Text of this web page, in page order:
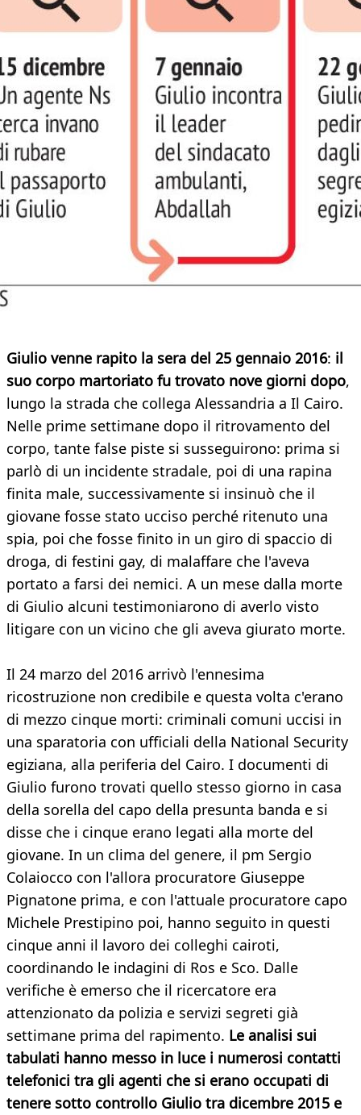
Giulio venne rapito la sera del 25 gennaio 2016: il
suo corpo martoriato fu trovato nove giorni dopo,
lungo la strada che collega Alessandria a Il Cairo.
Nelle prime settimane dopo il ritrovamento del
corpo, tante false piste si susseguirono: prima si
parlò di un incidente stradale, poi di una rapina
finita male, successivamente si insinuò che il
giovane fosse stato ucciso perché ritenuto una
spia, poi che fosse finito in un giro di spaccio di
droga, di festini gay, di malaffare che l'aveva
portato a farsi dei nemici. A un mese dalla morte
di Giulio alcuni testimoniarono di averlo visto
litigare con un vicino che gli aveva giurato morte.
Il 24 marzo del 2016 arrivò l'ennesima
ricostruzione non credibile e questa volta c'erano
di mezzo cinque morti: criminali comuni uccisi in
una sparatoria con ufficiali della National Security
egiziana, alla periferia del Cairo. I documenti di
Giulio furono trovati quello stesso giorno in casa
della sorella del capo della presunta banda e si
disse che i cinque erano legati alla morte del
giovane. In un clima del genere, il pm Sergio
Colaiocco con l'allora procuratore Giuseppe
Pignatone prima, e con l'attuale procuratore capo
Michele Prestipino poi, hanno seguito in questi
cinque anni il lavoro dei colleghi cairoti,
coordinando le indagini di Ros e Sco. Dalle
verifiche è emerso che il ricercatore era
attenzionato da polizia e servizi segreti già
settimane prima del rapimento. Le analisi sui
tabulati hanno messo in luce i numerosi contatti
telefonici tra gli agenti che si erano occupati di
tenere sotto controllo Giulio tra dicembre 2015 e